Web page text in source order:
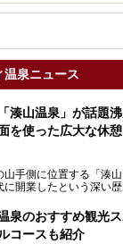
温泉ニュース
湊山温泉」が話題
を使った広大な休
山手側に位置する「湊
に開業したという深い
に浮かぶアヒルちゃん
キングも可能な休憩ス
人々をアッと驚かせる
泉のおすすめ観光
コースも紹介